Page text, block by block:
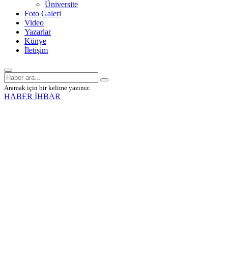
Üniversite
Foto Galeri
Video
Yazarlar
Künye
İletişim
Aramak için bir kelime yazınız.
HABER İHBAR